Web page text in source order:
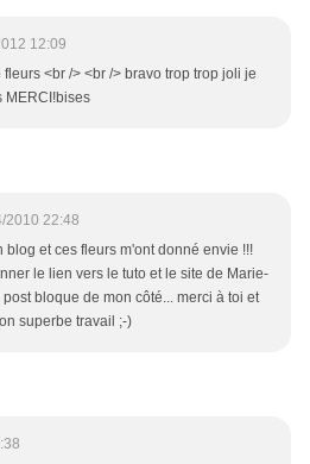
12:09
<br /> <br /> bravo trop trop joli je
MERCI!bises
2010 22:48
blog et ces fleurs m'ont donné envie !!!
le lien vers le tuto et le site de Marie-
bloque de mon côté... merci à toi et
superbe travail ;-)